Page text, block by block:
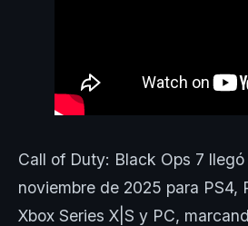
Call of Duty: Black Ops 7
noviembre de 2025 para PS4,
Xbox Series X|S y PC,